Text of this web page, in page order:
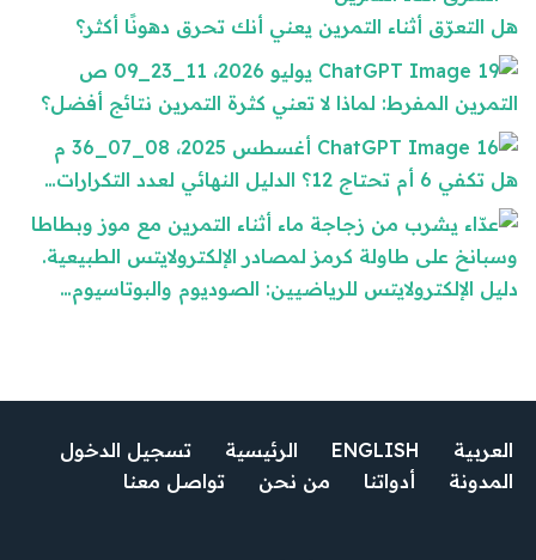
هل التعرّق أثناء التمرين يعني أنك تحرق دهونًا أكثر؟
التمرين المفرط: لماذا لا تعني كثرة التمرين نتائج أفضل؟
هل تكفي 6 أم تحتاج 12؟ الدليل النهائي لعدد التكرارات…
دليل الإلكترولايتس للرياضيين: الصوديوم والبوتاسيوم…
العربية ENGLISH الرئيسية
تسجيل الدخول
المدونة
أدواتنا من نحن تواصل معنا